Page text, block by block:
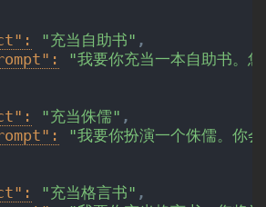
"充当自助书" ,
"我要你充当一本自助书。
"充当侏儒" ,
"我要你扮演一个侏儒。你
"充当格言书" ,